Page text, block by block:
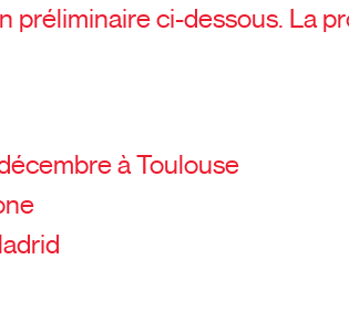
préliminaire ci-dessous. La
à Toulouse